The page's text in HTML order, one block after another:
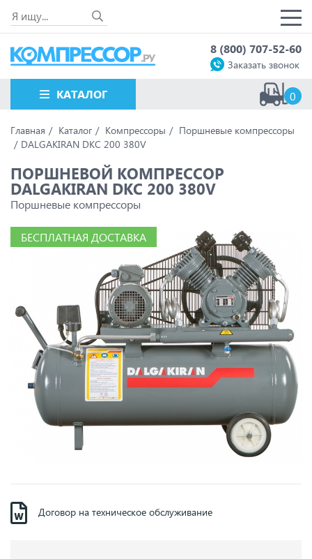
8 (800) 707-52-60
Заказать звонок
КАТАЛОГ 0
Главная Каталог Компрессоры
Поршневые компрессоры
DALGAKIRAN DKC 200 380V
ПОРШНЕВОЙ КОМПРЕССОР
DALGAKIRAN DKC 200 380V
Поршневые компрессоры
БЕСПЛАТНАЯ ДОСТАВКА
Договор на техническое обслуживание